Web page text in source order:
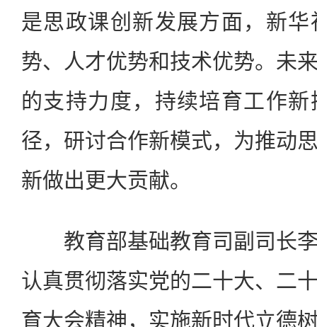
是思政课创新发展方面，新
势、人才优势和技术优势。未
的支持力度，持续培育工作
径，研讨合作新模式，为推动
新做出更大贡献。
教育部基础教育司副司长李
认真贯彻落实党的二十大、二
育大会精神，实施新时代立德